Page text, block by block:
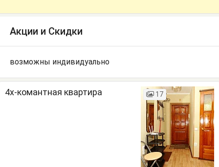
Акции и Скидки
возможны индивидуально
4х-комантная квартира 17